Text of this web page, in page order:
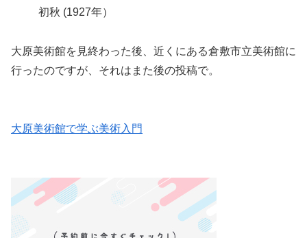
初秋 (1927年）
大原美術館を見終わった後、近くにある倉敷市立美術館に
行ったのですが、それはまた後の投稿で。
大原美術館で学ぶ美術入門